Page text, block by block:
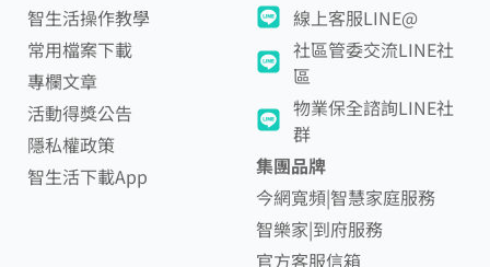
智生活操作教學
常用檔案下載
專欄文章
活動得獎公告
隱私權政策
智生活下載App
線上客服LINE@
社區管委交流LINE社
區
物業保全諮詢LINE社
群
集團品牌
今網寬頻|智慧家庭服務
智樂家|到府服務
官方客服信箱